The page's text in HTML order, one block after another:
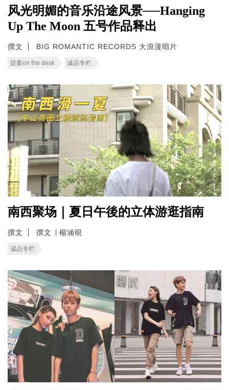
风光明媚的音乐沿途风景──Hanging
Up The Moon 五号作品释出
撰文 BIG ROMANTIC RECORDS 大浪漫唱片
提案on the desk 诚品专栏
南西聚场｜夏日午後的立体游逛指南
撰文 撰文 ∣ 楊涵硯
诚品专栏